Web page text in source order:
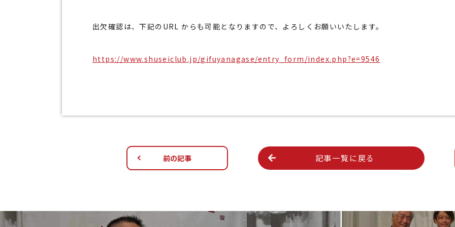
出欠確認は、下記のURL からも可能となりますので、よろしくお願いいたします。
https://www.shuseiclub.jp/gifuyanagase/entry_form/index.php?e=9546
前の記事 記事一覧に戻る